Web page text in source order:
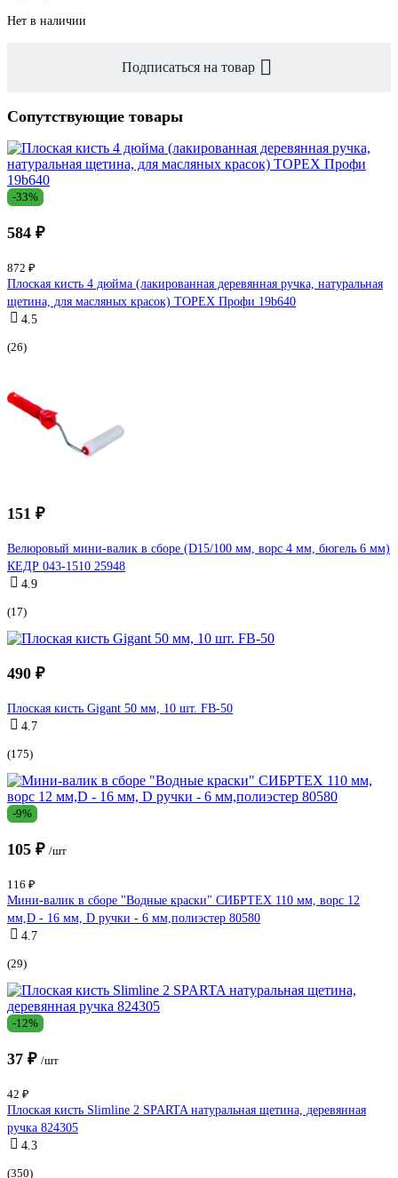
Нет в наличии
Подписаться на товар
Сопутствующие товары
-33%
584 ₽
872 ₽
Плоская кисть 4 дюйма (лакированная деревянная ручка, натуральная
щетина, для масляных красок) TOPEX Профи 19b640
4.5
(26)
151 ₽
Велюровый мини-валик в сборе (D15/100 мм, ворс 4 мм, бюгель 6 мм)
КЕДР 043-1510 25948
4.9
(17)
490 ₽
Плоская кисть Gigant 50 мм, 10 шт. FB-50
4.7
(175)
-9%
105 ₽ /шт
116 ₽
Мини-валик в сборе "Водные краски" СИБРТЕХ 110 мм, ворс 12
мм,D - 16 мм, D ручки - 6 мм,полиэстер 80580
4.7
(29)
-12%
37 ₽ /шт
42 ₽
Плоская кисть Slimline 2 SPARTA натуральная щетина, деревянная
ручка 824305
4.3
(350)